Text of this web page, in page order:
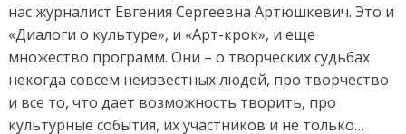
нас журналист Евгения Сергеевна Артюшкевич. Это и
«Диалоги о культуре», и «Арт-крок», и еще
множество программ. Они – о творческих судьбах
некогда совсем неизвестных людей, про творчество
и все то, что дает возможность творить, про
культурные события, их участников и не только…